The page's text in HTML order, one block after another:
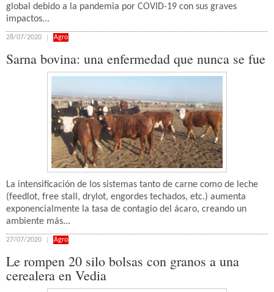
global debido a la pandemia por COVID-19 con sus graves
impactos...
28/07/2020 Agro
Sarna bovina: una enfermedad que nunca se fue
La intensificación de los sistemas tanto de carne como de leche
(feedlot, free stall, drylot, engordes techados, etc.) aumenta
exponencialmente la tasa de contagio del ácaro, creando un
ambiente más...
27/07/2020 Agro
Le rompen 20 silo bolsas con granos a una
cerealera en Vedia